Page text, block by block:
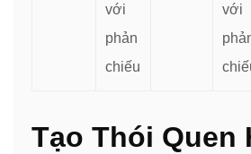
với
phản
chiếu
với
Tạo Thói Quen